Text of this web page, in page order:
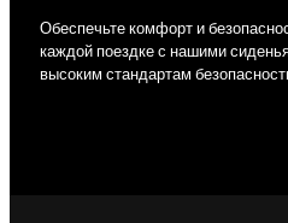
Обеспечьте комфорт и
каждой поездке с нашими
высоким стандартам